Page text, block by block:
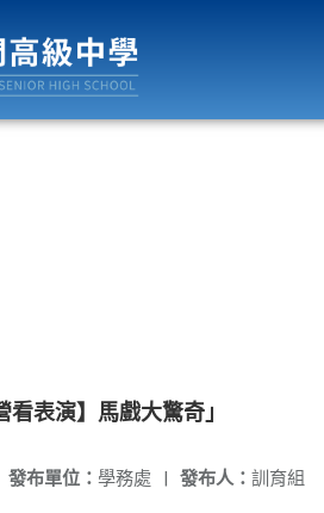
表演】馬戲大驚奇」
發布人： 訓育組
發布單位： 學務處 |